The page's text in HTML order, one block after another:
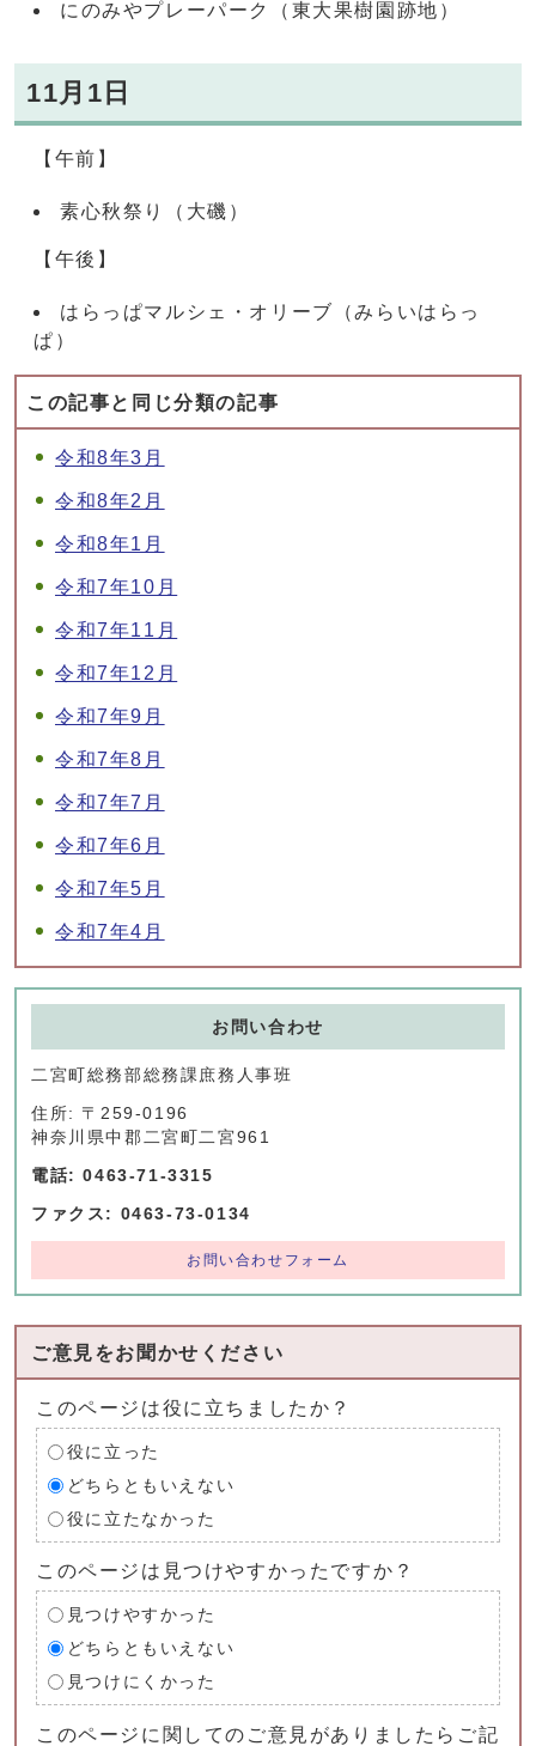
にのみやプレーパーク（東大果樹園跡地）
11月1日
【午前】
素心秋祭り（大磯）
【午後】
はらっぱマルシェ・オリーブ（みらいはらっ
ぱ）
この記事と同じ分類の記事
令和8年3月
令和8年2月
令和8年1月
令和7年10月
令和7年11月
令和7年12月
令和7年9月
令和7年8月
令和7年7月
令和7年6月
令和7年5月
令和7年4月
お問い合わせ
二宮町総務部総務課庶務人事班
住所: 〒259-0196
神奈川県中郡二宮町二宮961
電話: 0463-71-3315
ファクス: 0463-73-0134
お問い合わせフォーム
ご意見をお聞かせください
このページは役に立ちましたか？
役に立った
どちらともいえない
役に立たなかった
このページは見つけやすかったですか？
見つけやすかった
どちらともいえない
見つけにくかった
このページに関してのご意見がありましたらご記